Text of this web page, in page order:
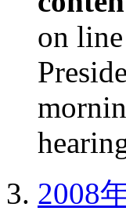
on line
2008